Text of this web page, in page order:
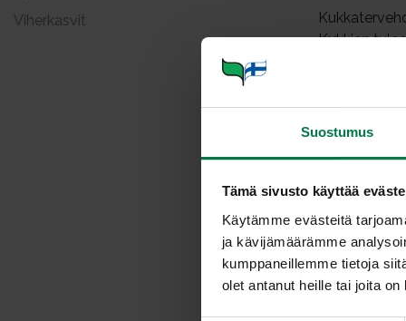
Suostumus
Tämä sivusto käyttää
Käytämme evästeitä
ja kävijämäärämme
kumppaneillemme tietoja
olet antanut heille tai joita
Viherkasvit
Kukkien
annetaan
ennen
Eri
muitakin
yhdistää
Esitettäessä
roosan
olennaisesti
Sairaalaan